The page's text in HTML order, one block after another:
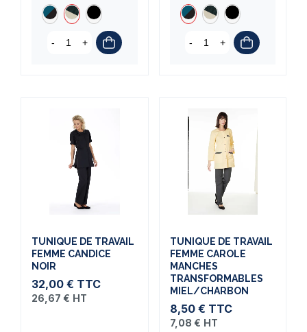
- + - +
TUNIQUE DE TRAVAIL
FEMME CANDICE
NOIR
32,00 € TTC
26,67 € HT
TUNIQUE DE TRAVAIL
FEMME CAROLE
MANCHES
TRANSFORMABLES
MIEL/CHARBON
8,50 € TTC
7,08 € HT